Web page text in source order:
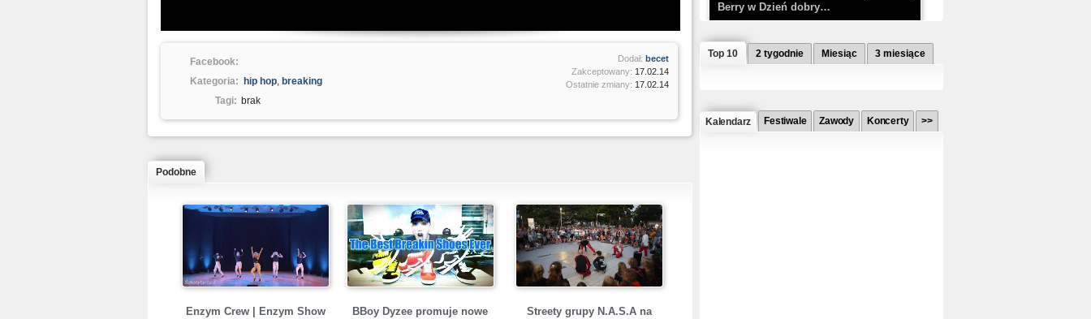
Facebook:
Kategoria:
hip hop, breaking
Tagi: brak
Dodał: becet
Zakceptowany: 17.02.14
Ostatnie zmiany: 17.02.14
Podobne
Enzym Crew | Enzym Show
BBoy Dyzee promuje nowe
Streety grupy N.A.S.A na
Berry w Dzień dobry…
Top 10 2 tygodnie Miesiąc 3 miesiące
Kalendarz Festiwale Zawody Koncerty >>